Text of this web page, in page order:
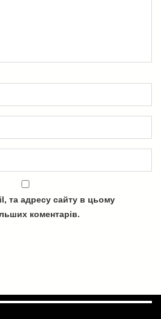
та адресу сайту в цьому
коментарів.